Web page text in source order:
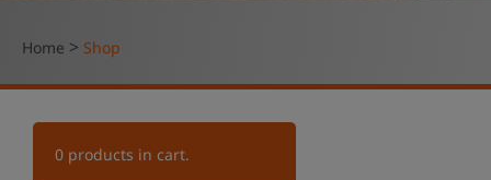
Home > Shop
0 products in cart.